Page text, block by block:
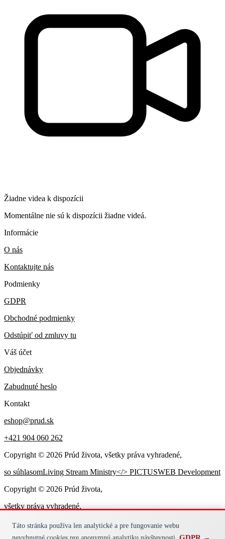
Žiadne videa k dispozícii
Momentálne nie sú k dispozícii žiadne videá.
Táto stránka používa len analytické a pre fungovanie webu
Informácie
O nás
Kontaktujte nás
Podmienky
GDPR
Obchodné podmienky
Odstúpiť od zmluvy tu
Váš účet
Objednávky
Zabudnuté heslo
Kontakt
eshop@prud.sk
+421 904 060 262
Copyright © 2026 Prúd života, všetky práva vyhradené,
so súhlasomLiving Stream Ministry</> PICTUSWEB Development
Copyright © 2026 Prúd života,
všetky práva vyhradené,
so súhlasomLIVING STREAM MINISTRY</> PICTUSWEB